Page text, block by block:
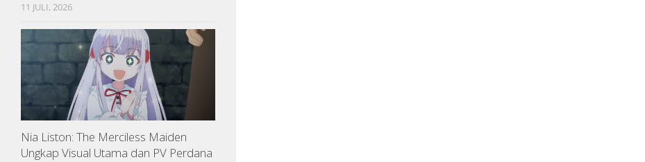
11 JULI, 2026
Nia Liston: The Merciless Maiden
Ungkap Visual Utama dan PV Perdana